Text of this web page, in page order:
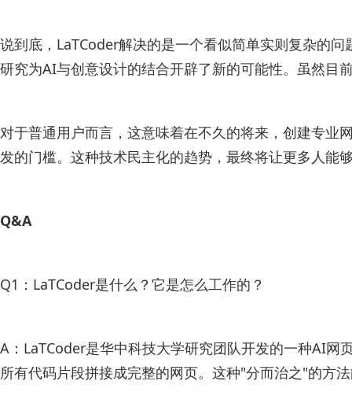
说到底，LaTCoder解决的是一个看似简单实则复杂的
研究为AI与创意设计的结合开辟了新的可能性。虽然目
对于普通用户而言，这意味着在不久的将来，创建专业
发的门槛。这种技术民主化的趋势，最终将让更多人能
Q&A
Q1：LaTCoder是什么？它是怎么工作的？
A：LaTCoder是华中科技大学研究团队开发的一种AI网
所有代码片段拼接成完整的网页。这种"分而治之"的方